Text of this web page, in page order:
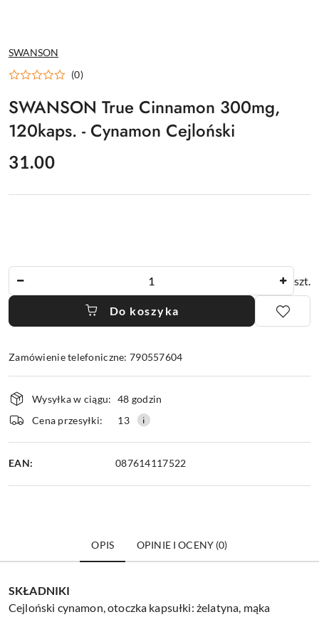
NAZWA
PRODUCENTA:
SWANSON
(0)
SWANSON True Cinnamon 300mg,
120kaps. - Cynamon Cejloński
cena:
31.00
szt.
Do koszyka
Zamówienie telefoniczne: 790557604
Dostępność
i
dostawa
Wysyłka w ciągu: 48 godzin
Cena przesyłki:
13
EAN: 087614117522
OPIS OPINIE I OCENY (0)
SKŁADNIKI
Cejloński cynamon, otoczka kapsułki: żelatyna, mąka